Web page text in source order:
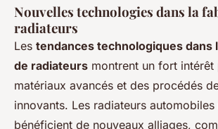
Nouvelles technologies dans la
radiateurs
Les tendances technologiques dans
de radiateurs montrent un fort intérêt
matériaux avancés et des procédés
innovants. Les radiateurs
bénéficient de nouveaux alliages,